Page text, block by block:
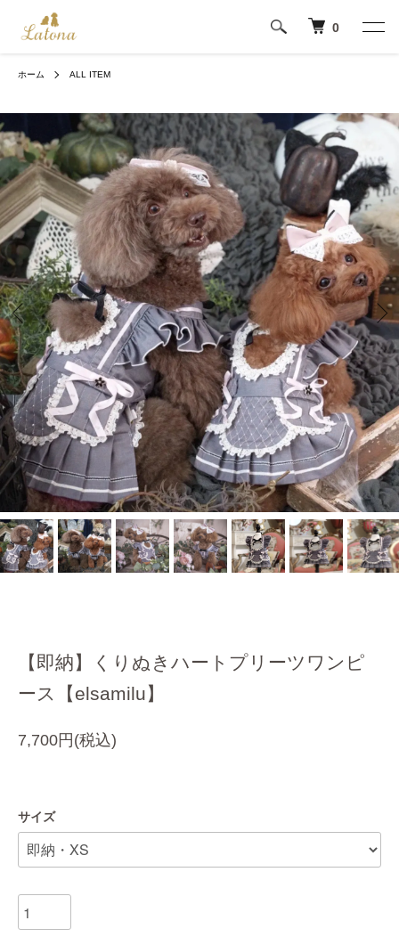
0
ホーム ALL ITEM
【即納】くりぬきハートプリーツワンピ
ース【elsamilu】
7,700円(税込)
サイズ